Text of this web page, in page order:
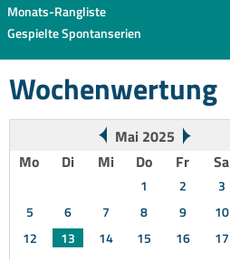
Monats-Rangliste
Gespielte Spontanserien
Wochenwertung
Mai 2025
Mo
Di Mi Do Fr Sa
1 2 3
5
6 7 8 9 10
12
13 14 15 16 17